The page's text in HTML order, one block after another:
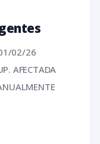
02/26
AFECTADA